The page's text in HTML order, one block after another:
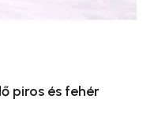
piros és fehér